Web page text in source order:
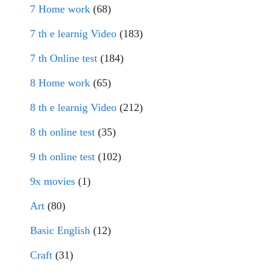
7 Home work (68)
7 th e learnig Video (183)
7 th Online test (184)
8 Home work (65)
8 th e learnig Video (212)
8 th online test (35)
9 th online test (102)
9x movies (1)
Art (80)
Basic English (12)
Craft (31)